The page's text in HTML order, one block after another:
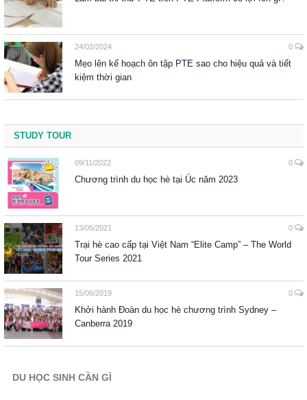
24/02/2024 0
Mẹo lên kế hoạch ôn tập PTE sao cho hiệu quả và tiết
kiệm thời gian
STUDY TOUR
09/11/2022 0
Chương trình du học hè tại Úc năm 2023
13/05/2021 0
Trại hè cao cấp tại Việt Nam “Elite Camp” – The World
Tour Series 2021
15/06/2019 0
Khởi hành Đoàn du học hè chương trình Sydney –
Canberra 2019
DU HỌC SINH CẦN GÌ